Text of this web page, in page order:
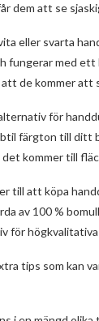
dem att se
eller svarta
fungerar med
de kommer att
för
färgton till ditt
kommer till
till att köpa
av 100 %
för
tips som kan